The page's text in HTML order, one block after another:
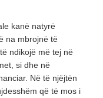
kanë natyrë
na mbrojnë të
ndikojë më tej në
si dhe në
Në të njëjtën
që të mos i